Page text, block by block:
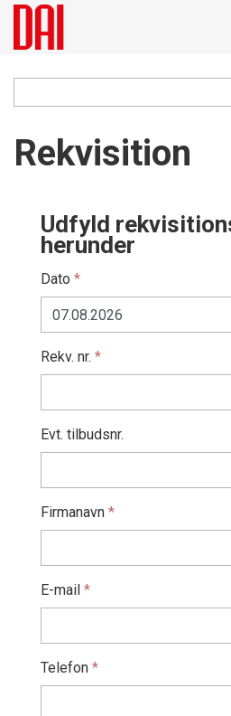
Overfladebehandling
Om os
Kontakt
Kundeområde
Send rekvisition
Bestil fragt
Salgs- og leveringsbetingelser
Rekvisition
Udfyld
herunder
Dato *
Rekv. nr. *
Evt. tilbudsnr.
Firmanavn *
E-mail *
Telefon *